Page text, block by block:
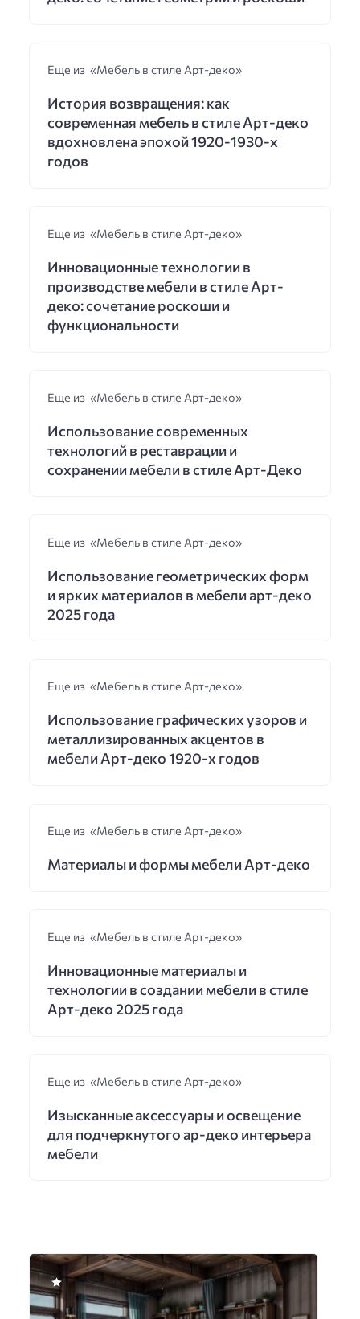
Еще из «Мебель в стиле Арт-деко»
История возвращения: как
современная мебель в стиле Арт-деко
вдохновлена эпохой 1920-1930-х
годов
Еще из «Мебель в стиле Арт-деко»
Инновационные технологии в
производстве мебели в стиле Арт-
деко: сочетание роскоши и
функциональности
Еще из «Мебель в стиле Арт-деко»
Использование современных
технологий в реставрации и
сохранении мебели в стиле Арт-Деко
Еще из «Мебель в стиле Арт-деко»
Использование геометрических форм
и ярких материалов в мебели арт-деко
2025 года
Еще из «Мебель в стиле Арт-деко»
Использование графических узоров и
металлизированных акцентов в
мебели Арт-деко 1920-х годов
Еще из «Мебель в стиле Арт-деко»
Материалы и формы мебели Арт-деко
Еще из «Мебель в стиле Арт-деко»
Инновационные материалы и
технологии в создании мебели в стиле
Арт-деко 2025 года
Еще из «Мебель в стиле Арт-деко»
Изысканные аксессуары и освещение
для подчеркнутого ар-деко интерьера
мебели